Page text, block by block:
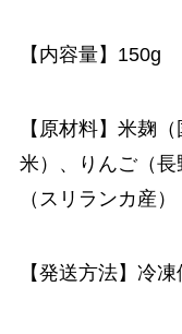
【内容量】150g
【原材料】米麹
米）、りんご（
（スリランカ産）
【発送方法】冷凍